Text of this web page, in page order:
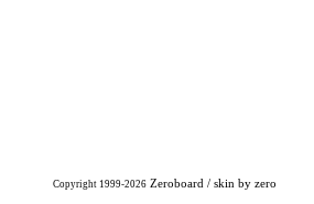
Copyright 1999-2026 Zeroboard / skin by zero